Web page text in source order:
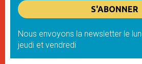
Nous envoyons la newsletter le
jeudi et vendredi